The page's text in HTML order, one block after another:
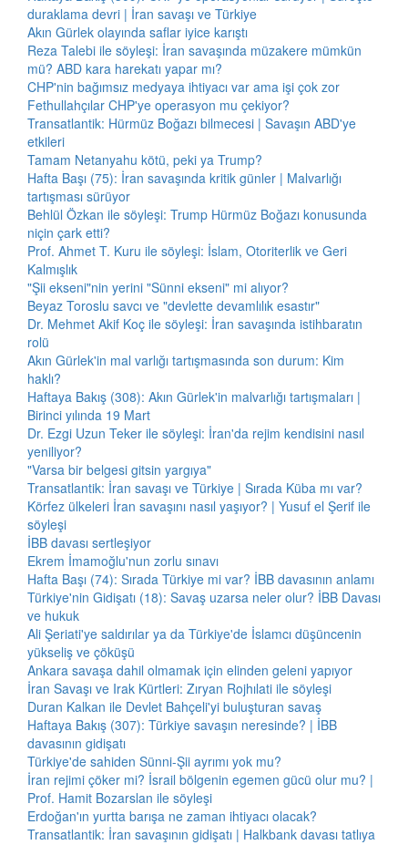
duraklama devri | İran savaşı ve Türkiye
Akın Gürlek olayında saflar iyice karıştı
Reza Talebi ile söyleşi: İran savaşında müzakere mümkün
mü? ABD kara harekatı yapar mı?
CHP'nin bağımsız medyaya ihtiyacı var ama işi çok zor
Fethullahçılar CHP'ye operasyon mu çekiyor?
Transatlantik: Hürmüz Boğazı bilmecesi | Savaşın ABD'ye
etkileri
Tamam Netanyahu kötü, peki ya Trump?
Hafta Başı (75): İran savaşında kritik günler | Malvarlığı
tartışması sürüyor
Behlül Özkan ile söyleşi: Trump Hürmüz Boğazı konusunda
niçin çark etti?
Prof. Ahmet T. Kuru ile söyleşi: İslam, Otoriterlik ve Geri
Kalmışlık
"Şii ekseni"nin yerini "Sünni ekseni" mi alıyor?
Beyaz Toroslu savcı ve "devlette devamlılık esastır"
Dr. Mehmet Akif Koç ile söyleşi: İran savaşında istihbaratın
rolü
Akın Gürlek'in mal varlığı tartışmasında son durum: Kim
haklı?
Haftaya Bakış (308): Akın Gürlek'in malvarlığı tartışmaları |
Birinci yılında 19 Mart
Dr. Ezgi Uzun Teker ile söyleşi: İran'da rejim kendisini nasıl
yeniliyor?
"Varsa bir belgesi gitsin yargıya"
Transatlantik: İran savaşı ve Türkiye | Sırada Küba mı var?
Körfez ülkeleri İran savaşını nasıl yaşıyor? | Yusuf el Şerif ile
söyleşi
İBB davası sertleşiyor
Ekrem İmamoğlu'nun zorlu sınavı
Hafta Başı (74): Sırada Türkiye mi var? İBB davasının anlamı
Türkiye'nin Gidişatı (18): Savaş uzarsa neler olur? İBB Davası
ve hukuk
Ali Şeriati'ye saldırılar ya da Türkiye'de İslamcı düşüncenin
yükseliş ve çöküşü
Ankara savaşa dahil olmamak için elinden geleni yapıyor
İran Savaşı ve Irak Kürtleri: Zıryan Rojhılati ile söyleşi
Duran Kalkan ile Devlet Bahçeli'yi buluşturan savaş
Haftaya Bakış (307): Türkiye savaşın neresinde? | İBB
davasının gidişatı
Türkiye'de sahiden Sünni-Şii ayrımı yok mu?
İran rejimi çöker mi? İsrail bölgenin egemen gücü olur mu? |
Prof. Hamit Bozarslan ile söyleşi
Erdoğan'ın yurtta barışa ne zaman ihtiyacı olacak?
Transatlantik: İran savaşının gidişatı | Halkbank davası tatlıya